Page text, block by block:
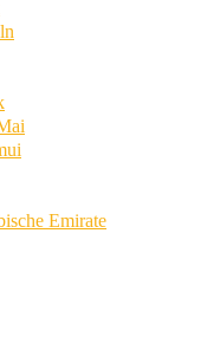
Emirate